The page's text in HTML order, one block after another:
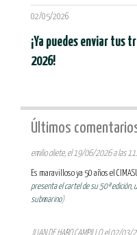
02/05/2026
¡Ya puedes enviar tus
2026!
Últimos
emilio oliete, el 19/06/2026 a las
Es maravilloso ya 50 años el
presenta el cartel de su 50ª edición,
submarino)